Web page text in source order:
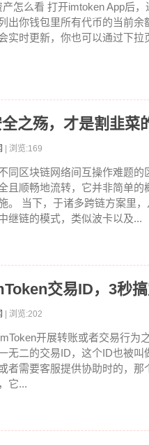
产怎么看 打开imtoken App后
出你钱包里所有代币的当前余
实时更新，你也可以通过下拉
之殇，才是割韭菜
| 浏览:169
同区块链网络间互操作难题
且顺畅地流转，它并非简单
。 当下，于诸多跨链方案里
继链的模式，类似波卡以及...
交易ID，3秒
| 浏览:202
开展转账或者交易行为
无二的交易ID，这个ID也被
者需要客服提供协助时的，
它...